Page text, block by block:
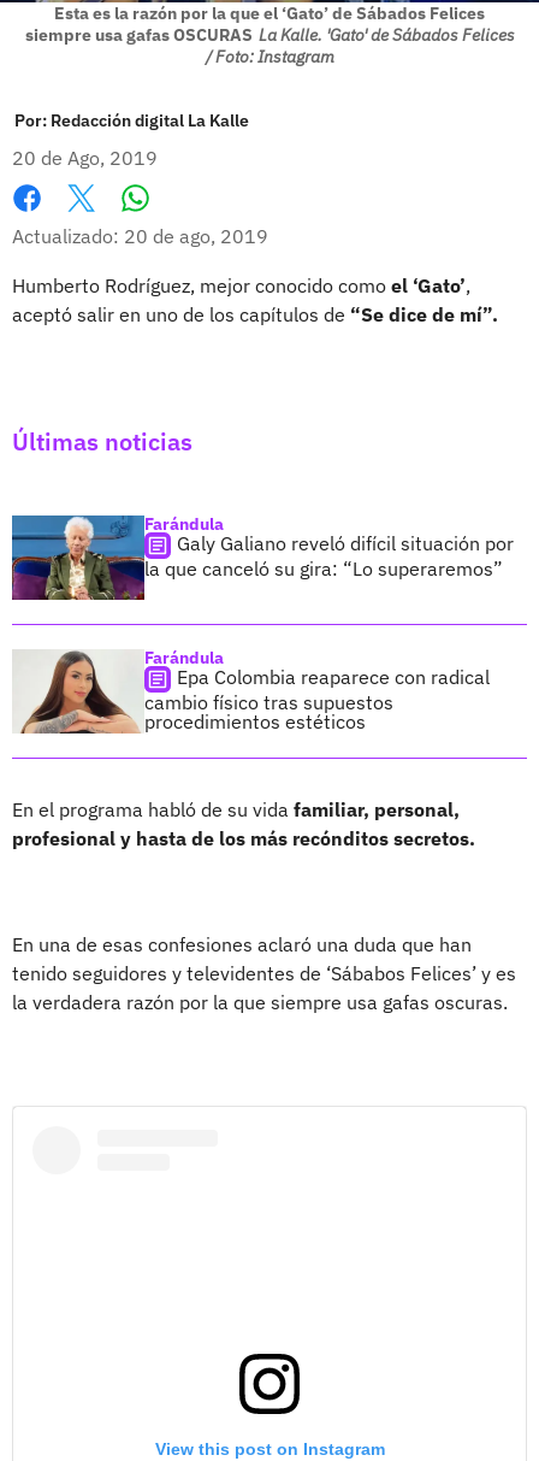
Esta es la razón por la que el ‘Gato’ de Sábados Felices
siempre usa gafas OSCURAS La Kalle. 'Gato' de Sábados Felices
/ Foto: Instagram
Por: Redacción digital La Kalle
20 de Ago, 2019
Facebook
X
Actualizado: 20 de ago, 2019
Humberto Rodríguez, mejor conocido como el ‘Gato’,
aceptó salir en uno de los capítulos de “Se dice de mí”.
Últimas noticias
Farándula
Galy Galiano reveló difícil situación por
la que canceló su gira: “Lo superaremos”
Farándula
Epa Colombia reaparece con radical
cambio físico tras supuestos
procedimientos estéticos
En el programa habló de su vida familiar, personal,
profesional y hasta de los más recónditos secretos.
En una de esas confesiones aclaró una duda que han
tenido seguidores y televidentes de ‘Sábabos Felices’ y es
la verdadera razón por la que siempre usa gafas oscuras.
View this post on Instagram